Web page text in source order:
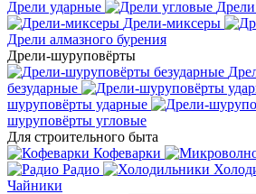
Дрели ударные
Дрели-миксеры
Дрели алмазного бурения
Дрели-шуруповёрты
безударные
шуруповёрты ударные
шуруповёрты угловые
Для строительного быта
Кофеварки
Радио
Чайники